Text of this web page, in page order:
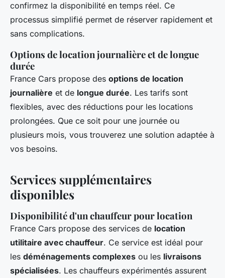
confirmez la disponibilité en temps réel. Ce
processus simplifié permet de réserver rapidement et
sans complications.
Options de location journalière et de longue
durée
France Cars propose des options de location
journalière et de longue durée. Les tarifs sont
flexibles, avec des réductions pour les locations
prolongées. Que ce soit pour une journée ou
plusieurs mois, vous trouverez une solution adaptée à
vos besoins.
Services supplémentaires
disponibles
Disponibilité d'un chauffeur pour location
France Cars propose des services de location
utilitaire avec chauffeur. Ce service est idéal pour
les déménagements complexes ou les livraisons
spécialisées. Les chauffeurs expérimentés assurent